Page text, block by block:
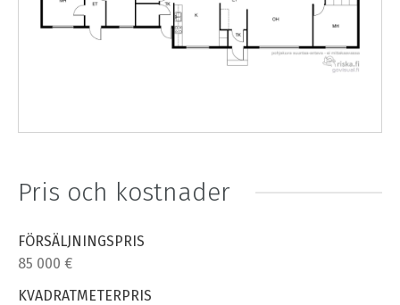
Pris och kostnader
FÖRSÄLJNINGSPRIS
85 000 €
KVADRATMETERPRIS